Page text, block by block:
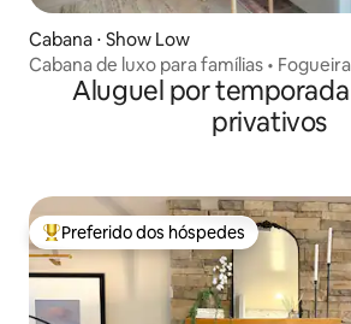
Cabana ⋅ Show Low
Cabana de luxo para famílias •
para veículos elétricos
Aluguel por
privativos
Entre os melhores preferidos dos
Preferido dos hóspedes